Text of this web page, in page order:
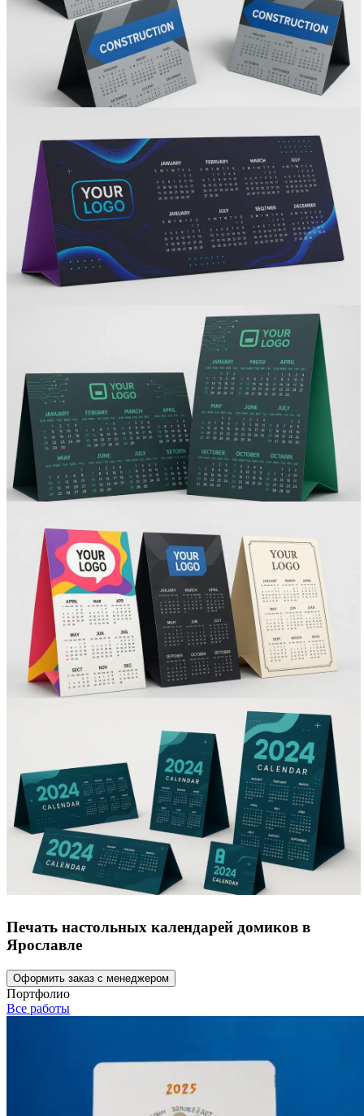
Вакансии
О компании
Написать директору
Арендодателям
Портфолио
Франшиза
Контакты
Печать настольных календарей домиков в
Ярославле
Оформить заказ с менеджером
Портфолио
Все работы